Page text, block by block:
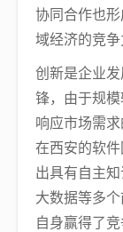
协同合作也
域经济的竞争
创新是企业
锋，由于规
响应市场需
在西安的软
出具有自主
大数据等多
自身赢得了